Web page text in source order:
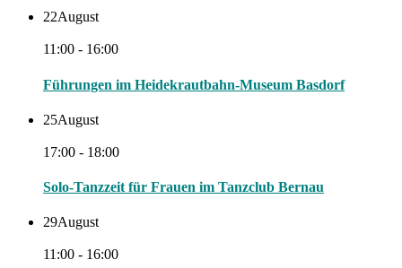
22August
11:00 - 16:00
Führungen im Heidekrautbahn-Museum Basdorf
25August
17:00 - 18:00
Solo-Tanzzeit für Frauen im Tanzclub Bernau
29August
11:00 - 16:00